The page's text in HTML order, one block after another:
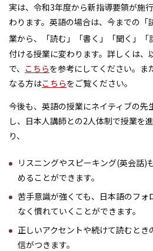
実は、令和3年度から新指導要領が施
わります。英語の場合は、今までの
業から、「読む」「書く」「聞く」「
付ける授業に変わります。詳しくは、
で、 こちらを参考にしてください。ま
なる方はこちらをご覧ください。
今後も、英語の授業にネイティブの先
し、日本人講師との2人体制で授業を
り、
リスニングやスピーキング(英会話)
めることができます。
苦手意識が強くても、日本語のフォ
なく慣れていくことができます。
正しいアクセントや続けて読むと
信がつきます。